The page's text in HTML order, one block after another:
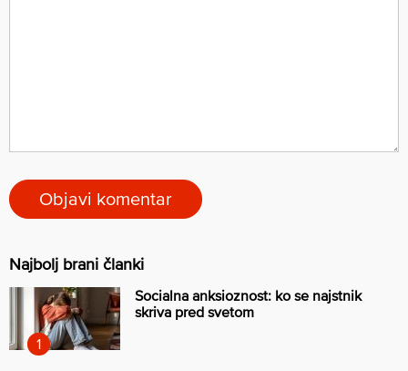
Najbolj brani članki
Socialna anksioznost: ko se najstnik
skriva pred svetom